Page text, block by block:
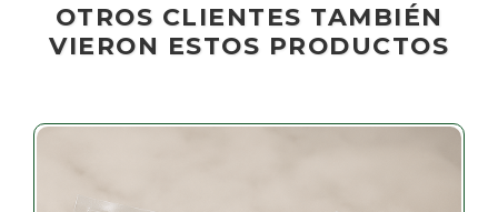
OTROS CLIENTES TAMBIÉN
VIERON ESTOS PRODUCTOS